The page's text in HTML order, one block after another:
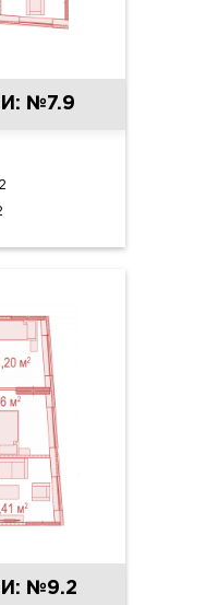
№7.9
№9.2